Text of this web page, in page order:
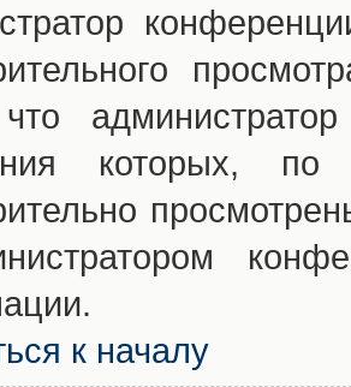
которых,
к началу